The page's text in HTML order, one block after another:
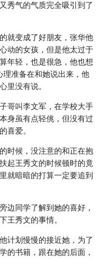
秀气的气质完全吸引到了
就变成了好朋友，张华他
动的女孩，但是他太过于
年轻，也是很急，他也想
准备在和她说出来，他
里没有说。
哥叫李文军，在学校大手
身虽有点轻佻，但没有过
喜爱。
时候，没注意的和正在抱
起王秀文的时候顿时的竟
就暗暗的打算一定要追到
边同学了解到她的喜好，
王秀文的事情。
计划慢慢的接近她，为了
的书籍，跟在她的后面，